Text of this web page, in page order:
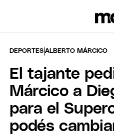
DEPORTES |ALBERTO MÁRCICO
El tajante
Márcico a
para el
podés